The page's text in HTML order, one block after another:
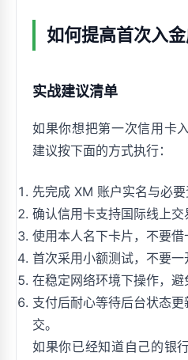
如何提高首次入
实战建议清单
如果你想把第一次信用卡
建议按下面的方式执行：
先完成 XM 账户实名与必要
确认信用卡支持国际线上交
使用本人名下卡片，不要借
首次采用小额测试，不要一
在稳定网络环境下操作，避
支付后耐心等待后台状态
交。
如果你已经知道自己的银